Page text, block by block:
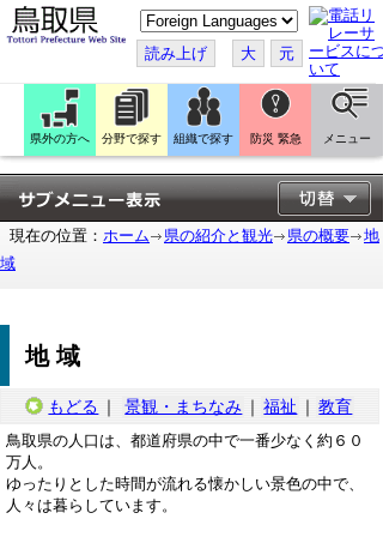
こ
の
ペ
ー
ジ
翻
訳
す
る
読み上げ 大 元
県外の方へ 分野で探す 組織で探す 防災 緊急 メニュー
現在の位置： ホーム 県の紹介と観光 県の概要
地
域
地域
もどる ｜ 景観・まちなみ ｜ 福祉 ｜ 教育
鳥取県の人口は、都道府県の中で一番少なく約６０
万人。
ゆったりとした時間が流れる懐かしい景色の中で、
人々は暮らしています。